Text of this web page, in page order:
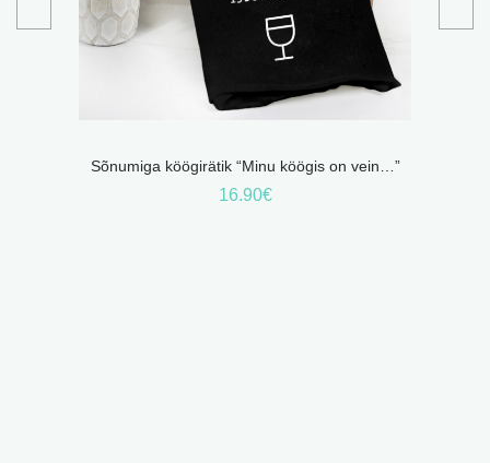
Sõnumiga köögirätik “Minu köögis on vein…”
16.90€